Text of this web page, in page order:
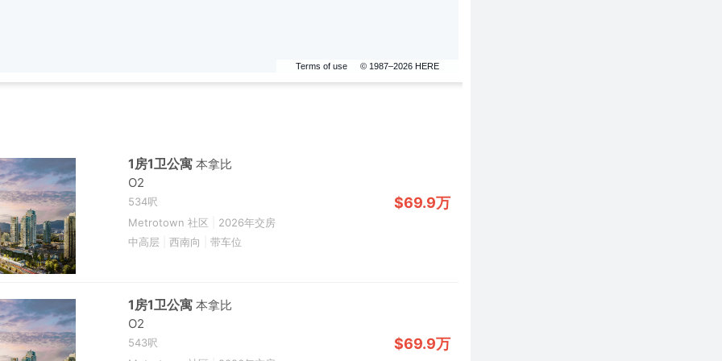
Terms of use © 1987–2026 HERE
1房1卫公寓 本拿比
O2
534呎 $69.9万
Metrotown 社区
2026年交房
中高层
西南向 带车位
1房1卫公寓 本拿比
O2
543呎 $69.9万